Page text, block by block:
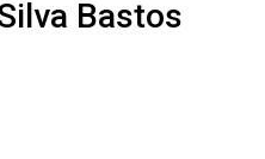
Bastos